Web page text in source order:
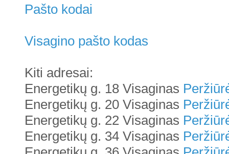
Pašto kodai
Visagino pašto kodas
Kiti adresai:
Energetikų g. 18 Visaginas
Energetikų g. 20 Visaginas
Energetikų g. 22 Visaginas
Energetikų g. 34 Visaginas